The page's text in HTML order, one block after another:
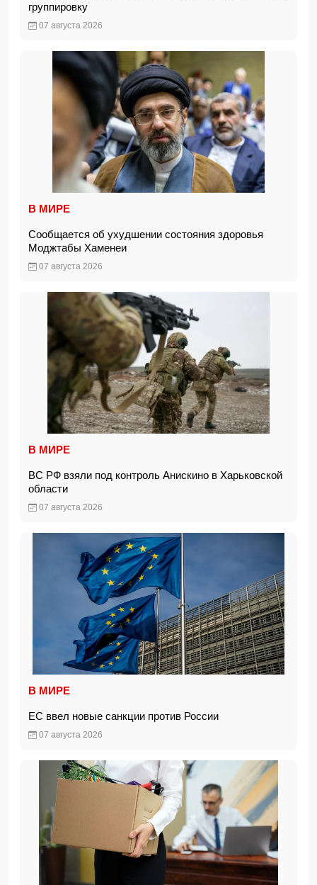
группировку
07 августа 2026
В МИРЕ
Сообщается об ухудшении состояния здоровья
Моджтабы Хаменеи
07 августа 2026
В МИРЕ
ВС РФ взяли под контроль Анискино в Харьковской
области
07 августа 2026
В МИРЕ
ЕС ввел новые санкции против России
07 августа 2026